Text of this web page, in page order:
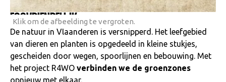
Klik om de afbeelding te vergroten.
ECOVRIENDELIJK
De natuur in Vlaanderen is versnipperd. Het leefgebied
van dieren en planten is opgedeeld in kleine stukjes,
gescheiden door wegen, spoorlijnen en bebouwing. Met
het project R4WO verbinden we de groenzones
opnieuw met elkaar.